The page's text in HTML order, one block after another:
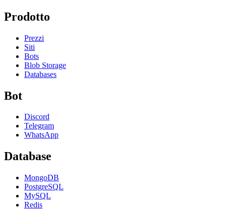
Prodotto
Prezzi
Siti
Bots
Blob Storage
Databases
Bot
Discord
Telegram
WhatsApp
Database
MongoDB
PostgreSQL
MySQL
Redis